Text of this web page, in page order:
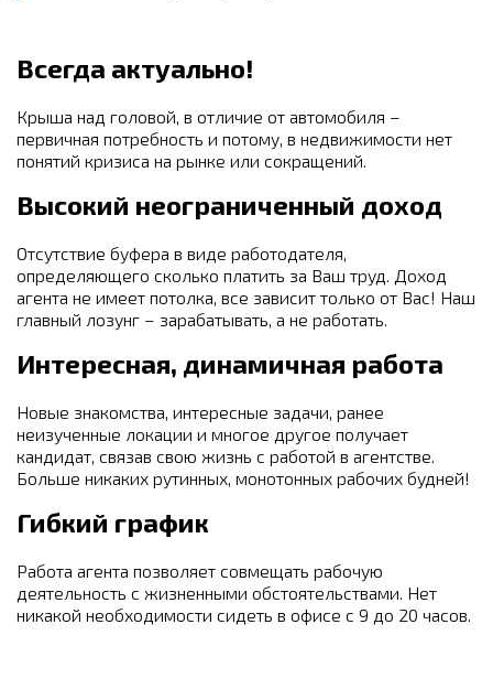
Всегда актуально!
Крыша над головой, в отличие от автомобиля –
первичная потребность и потому, в недвижимости нет
понятий кризиса на рынке или сокращений.
Высокий неограниченный доход
Отсутствие буфера в виде работодателя,
определяющего сколько платить за Ваш труд. Доход
агента не имеет потолка, все зависит только от Вас! Наш
главный лозунг – зарабатывать, а не работать.
Интересная, динамичная работа
Новые знакомства, интересные задачи, ранее
неизученные локации и многое другое получает
кандидат, связав свою жизнь с работой в агентстве.
Больше никаких рутинных, монотонных рабочих будней!
Гибкий график
Работа агента позволяет совмещать рабочую
деятельность с жизненными обстоятельствами. Нет
никакой необходимости сидеть в офисе с 9 до 20 часов.